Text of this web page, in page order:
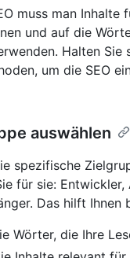
muss man Inhalte
und auf die
Halten Sie
um die SEO
auswählen
spezifische
für sie:
Das hilft Ihnen
Wörter, die Ihre